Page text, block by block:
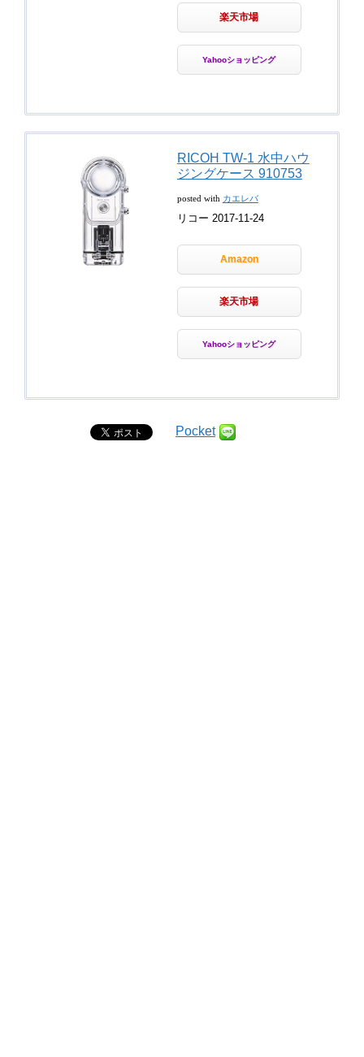
楽天市場
Yahooショッピング
RICOH TW-1 水中ハウ
ジングケース 910753
posted with カエレバ
リコー 2017-11-24
Amazon
楽天市場
Yahooショッピング
Pocket